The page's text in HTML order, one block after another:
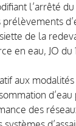
l’arrêté
de la
en eau, JO
aux
des